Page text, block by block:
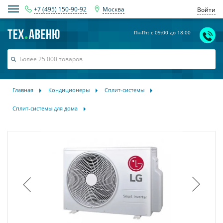
+7 (495) 150-90-92 Москва Войти
Пн-Пт: с 09:00 до 18:00
Главная Кондиционеры Сплит-системы
Сплит-системы для дома